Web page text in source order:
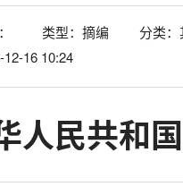
类型：摘编
分类：
12-16 10:24
人民共和